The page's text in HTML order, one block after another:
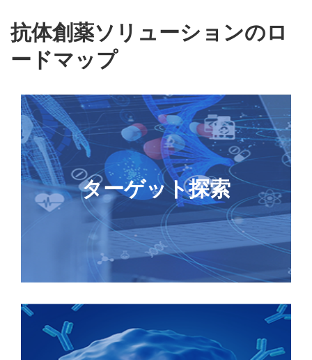
抗体創薬ソリューションのロ
ードマップ
ターゲット探索
GenTitanオリゴプール合成New
CRISPR gRNAライブラリー
レンチウイルスパッケージングアップグレード
CellPower™アッセイ細胞株構築
ネオアンチゲンペプチド合成
抗原合成